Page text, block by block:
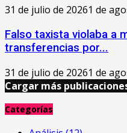
31 de julio de 20261 de
Falso taxista violaba a
transferencias por...
31 de julio de 20261 de
Cargar más
Categorías